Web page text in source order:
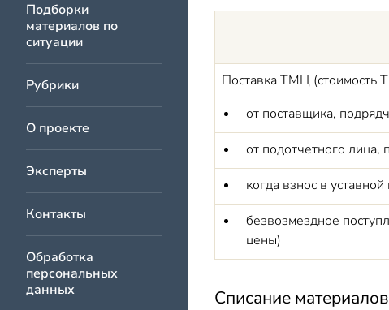
Подборки
материалов по
ситуации
Рубрики
О проекте
Эксперты
Контакты
Обработка
персональных
данных
Поставка ТМЦ
от поставщика,
от подотчетного
когда взнос в
безвозмездное
цены)
Списание